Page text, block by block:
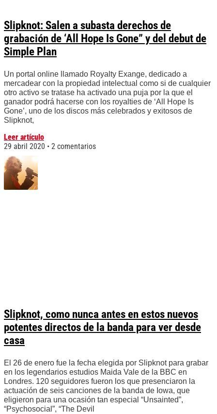
Slipknot: Salen a subasta derechos de
grabación de ‘All Hope Is Gone” y del debut de
Simple Plan
Un portal online llamado Royalty Exange, dedicado a
mercadear con la propiedad intelectual como si de cualquier
otro activo se tratase ha activado una puja por la que el
ganador podrá hacerse con los royalties de ‘All Hope Is
Gone’, uno de los discos más celebrados y exitosos de
Slipknot,
Leer artículo
29 abril 2020
2 comentarios
Slipknot, como nunca antes en estos nuevos
potentes directos de la banda para ver desde
casa
El 26 de enero fue la fecha elegida por Slipknot para grabar
en los legendarios estudios Maida Vale de la BBC en
Londres. 120 seguidores fueron los que presenciaron la
actuación de seis canciones de la banda de Iowa, que
eligieron para una ocasión tan especial “Unsainted”,
“Psychosocial”, “The Devil